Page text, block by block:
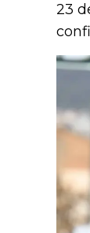
23